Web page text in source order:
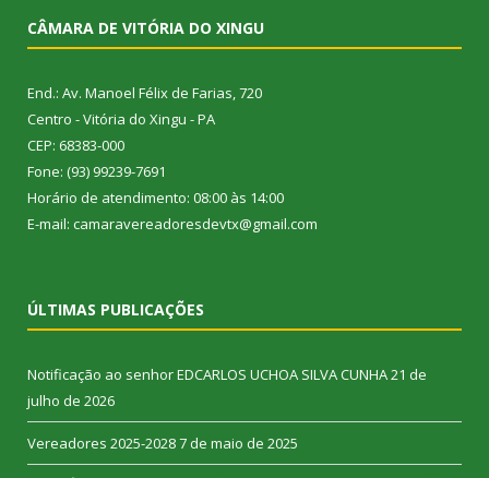
CÂMARA DE VITÓRIA DO XINGU
End.: Av. Manoel Félix de Farias, 720
Centro - Vitória do Xingu - PA
CEP: 68383-000
Fone: (93) 99239-7691
Horário de atendimento: 08:00 às 14:00
E-mail: camaravereadoresdevtx@gmail.com
ÚLTIMAS PUBLICAÇÕES
Notificação ao senhor EDCARLOS UCHOA SILVA CUNHA21 de
julho de 2026
Vereadores 2025-20287 de maio de 2025